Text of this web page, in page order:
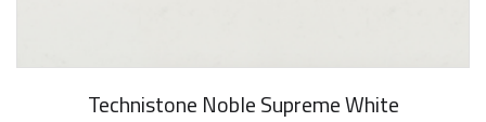
Technistone Noble Supreme White